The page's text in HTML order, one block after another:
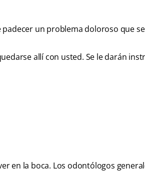
un problema doloroso que
allí con usted. Se le darán
en la boca. Los odontólogos